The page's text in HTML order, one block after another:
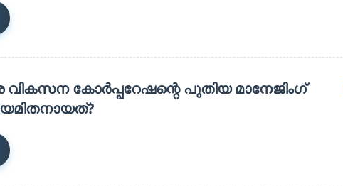
വികസന കോർപ്പറേഷന്റെ പുതിയ മാനേജിംഗ്